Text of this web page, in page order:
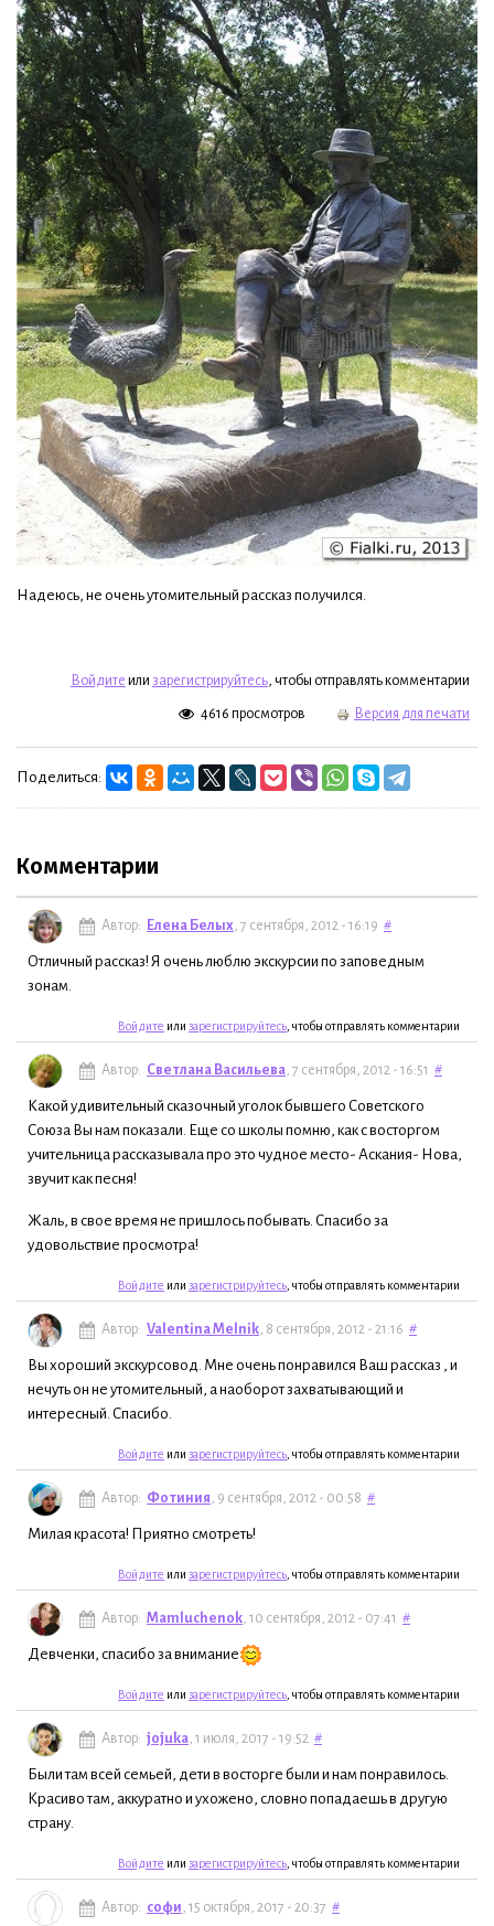
Надеюсь, не очень утомительный рассказ получился.
Войдите или зарегистрируйтесь, чтобы отправлять комментарии
4616 просмотров Версия для печати
Поделиться:
Комментарии
Автор: Елена Белых, 7 сентября, 2012 - 16:19 #
Отличный рассказ! Я очень люблю экскурсии по заповедным
зонам.
Войдите или зарегистрируйтесь , чтобы отправлять комментарии
Автор: Светлана Васильева, 7 сентября, 2012 - 16:51 #
Какой удивительный сказочный уголок бывшего Советского
Союза Вы нам показали. Еще со школы помню, как с восторгом
учительница рассказывала про это чудное место- Аскания- Нова,
звучит как песня!
Жаль, в свое время не пришлось побывать. Спасибо за
удовольствие просмотра!
Войдите или зарегистрируйтесь , чтобы отправлять комментарии
Автор: Valentina Melnik, 8 сентября, 2012 - 21:16 #
Вы хороший экскурсовод. Мне очень понравился Ваш рассказ , и
нечуть он не утомительный, а наоборот захватывающий и
интересный. Спасибо.
Войдите или зарегистрируйтесь , чтобы отправлять комментарии
Автор: Фотиния, 9 сентября, 2012 - 00:58 #
Милая красота! Приятно смотреть!
Войдите или зарегистрируйтесь , чтобы отправлять комментарии
Автор: Mamluchenok, 10 сентября, 2012 - 07:41 #
Девченки, спасибо за внимание
Войдите или зарегистрируйтесь , чтобы отправлять комментарии
Автор: jojuka, 1 июля, 2017 - 19:52 #
Были там всей семьей, дети в восторге были и нам понравилось.
Красиво там, аккуратно и ухожено, словно попадаешь в другую
страну.
Войдите или зарегистрируйтесь , чтобы отправлять комментарии
Автор: софи, 15 октября, 2017 - 20:37 #